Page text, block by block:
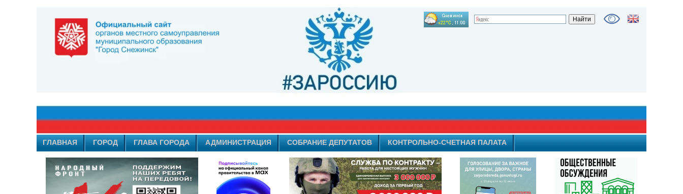
ГЛАВНАЯ ГОРОД ГЛАВА ГОРОДА АДМИНИСТРАЦИЯ СОБРАНИЕ ДЕПУТАТОВ КОНТРОЛЬНО-СЧЕТНАЯ ПАЛАТА